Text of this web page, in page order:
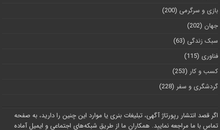
بازی و سرگرمی (200)
جهان (202)
سبک زندگی (63)
فناوری (115)
کسب و کار (253)
گردشگری و سفر (228)
اگر قصد انتشار رپورتاژ آگهی، تبلیغات بنری یا موارد این چنین را دارید، به صفحه
تماس با ما مراجعه نمایید. همکاران ما از طریق شبکه‌های اجتماعی و ایمیل آماده